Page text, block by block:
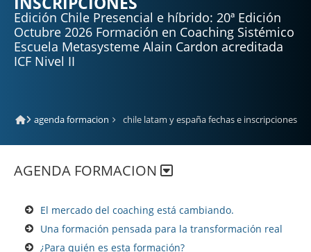
Edición Chile Presencial e híbrido: 20ª Edición
Octubre 2026 Formación en Coaching Sistémico
Escuela Metasysteme Alain Cardon acreditada
ICF Nivel II
agenda formacion chile latam y españa fechas e inscripciones
AGENDA FORMACION
El mercado del coaching está cambiando.
Una formación pensada para la transformación real
¿Para quién es esta formación?